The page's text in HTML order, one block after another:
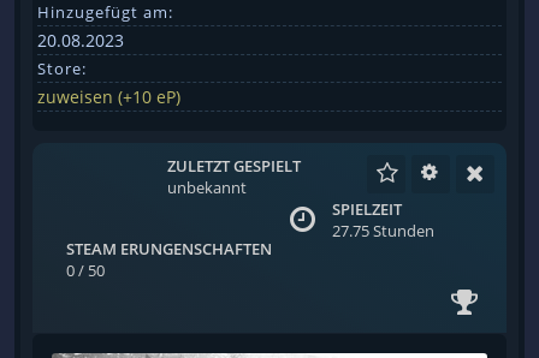
Hinzugefügt am:
20.08.2023
Store:
zuweisen (+10 eP)
ZULETZT GESPIELT
unbekannt
SPIELZEIT
27.75 Stunden
STEAM ERUNGENSCHAFTEN
0 / 50